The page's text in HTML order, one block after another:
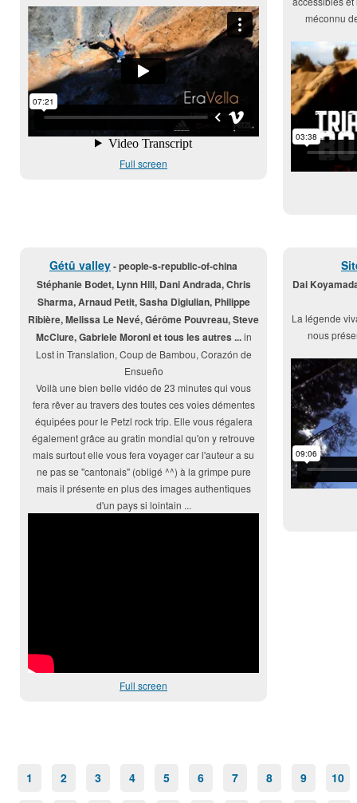
Full screen
méconnu
Gétû valley- people-s-republic-of-china
Stéphanie Bodet, Lynn Hill, Dani Andrada, Chris
Sharma, Arnaud Petit, Sasha Digiulian, Philippe
Ribière, Melissa Le Nevé, Gérôme Pouvreau, Steve
McClure, Gabriele Moroni et tous les autres ...in
Lost in Translation, Coup de Bambou, Corazón de
Ensueño
Voilà une bien belle vidéo de 23 minutes qui vous
fera rêver au travers des toutes ces voies démentes
équipées pour le Petzl rock trip. Elle vous régalera
également grâce au gratin mondial qu'on y retrouve
mais surtout elle vous fera voyager car l'auteur a su
ne pas se "cantonais" (obligé ^^) à la grimpe pure
mais il présente en plus des images authentiques
d'un pays si lointain ...
Full screen
Dai
La légende
nous
1 2 3 4 5 6 7 8 9 10